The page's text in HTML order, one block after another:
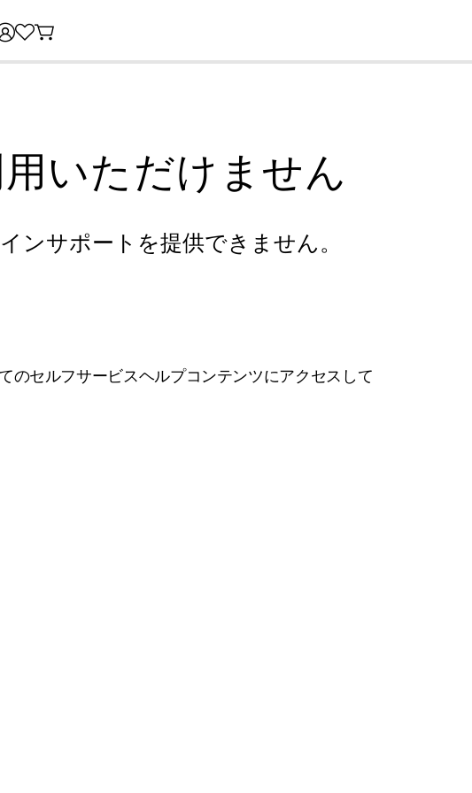
いただけません
ンサポートを提供できません。
のセルフサービスヘルプコンテンツにアクセスして